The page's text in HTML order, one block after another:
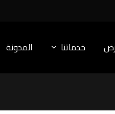
خدماتنا المدونة